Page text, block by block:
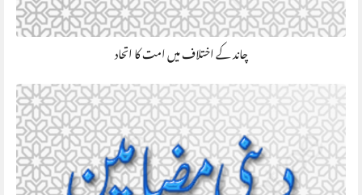
چاند کے اختلاف میں امت کا اتحاد